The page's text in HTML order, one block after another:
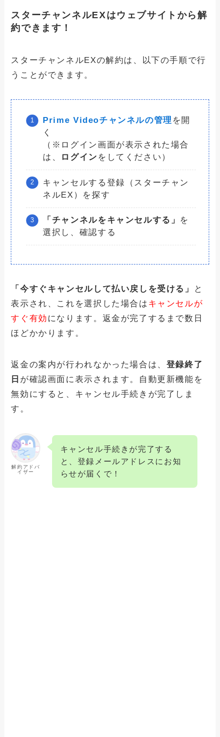
スターチャンネルEXはウェブサイトから解
約できます！
スターチャンネルEXの解約は、以下の手順で行
うことができます。
Prime Videoチャンネルの管理 を開
く
（※ログイン画面が表示された場合
は、
ログイン をしてください）
キャンセルする登録（スターチャン
ネルEX）を探す
「チャンネルをキャンセルする」 を
選択し、確認する
「今すぐキャンセルして払い戻しを受ける」
と
表示され、これを選択した場合は キャンセルが
すぐ有効 になります。返金が完了するまで数日
ほどかかります。
​返金の案内が行われなかった場合は、 登録終了
日 が確認画面に表示されます。自動更新機能を
無効にすると、キャンセル手続きが完了しま
す。
解約アドバ
イザー
キャンセル手続きが完了する
と、登録メールアドレスにお知
らせが届くで！